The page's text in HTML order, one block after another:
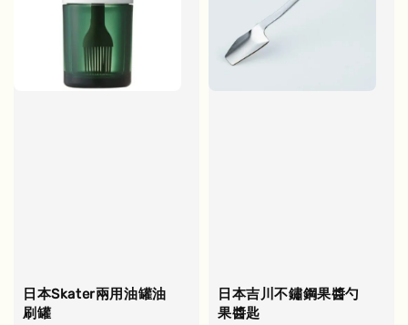
日本Skater兩用油罐油
刷罐
日本吉川不鏽鋼果醬勺
果醬匙